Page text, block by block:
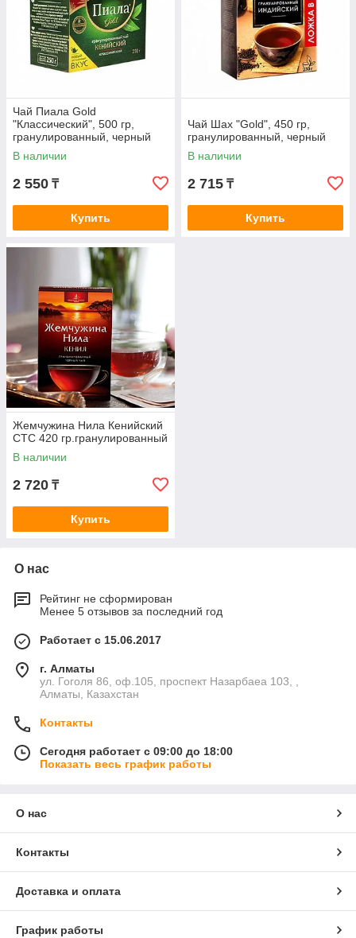
Чай Пиала Gold
"Классический", 500 гр,
гранулированный, черный
В наличии
2 550 ₸
Купить
Чай Шах "Gold", 450 гр,
гранулированный, черный
В наличии
2 715 ₸
Купить
Жемчужина Нила Кенийский
СТС 420 гр.гранулированный
В наличии
2 720 ₸
Купить
О нас
Рейтинг не сформирован
Менее 5 отзывов за последний год
Работает с 15.06.2017
г. Алматы
ул. Гоголя 86, оф.105, проспект Назарбаеа 103, ,
Алматы, Казахстан
Контакты
Сегодня работает с 09:00 до 18:00
Показать весь график работы
О нас
Контакты
Доставка и оплата
График работы